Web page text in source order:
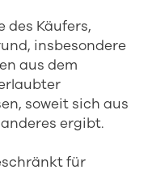
des Käufers,
insbesondere
aus dem
soweit sich aus
ergibt.
für